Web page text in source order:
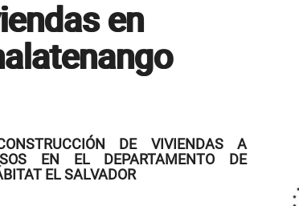
en
DE VIVIENDAS A
EN EL DEPARTAMENTO DE
EL SALVADOR